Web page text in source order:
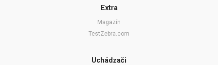
Extra
Magazín
TestZebra.com
Uchádzači